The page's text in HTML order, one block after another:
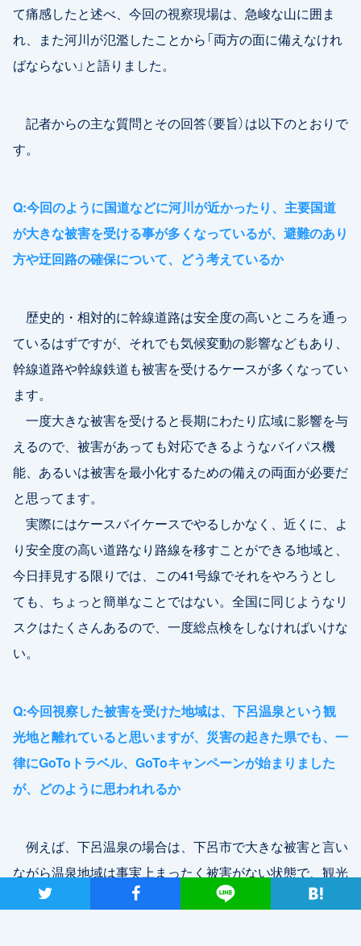
ツイート シャア Lineで送る
て痛感したと述べ、今回の視察現場は、急峻な山に囲ま
れ、また河川が氾濫したことから「両方の面に備えなけれ
ばならない」と語りました。
記者からの主な質問とその回答（要旨）は以下のとおりで
す。
Q:今回のように国道などに河川が近かったり、主要国道
が大きな被害を受ける事が多くなっているが、避難のあり
方や迂回路の確保について、どう考えているか
歴史的・相対的に幹線道路は安全度の高いところを通っ
ているはずですが、それでも気候変動の影響などもあり、
幹線道路や幹線鉄道も被害を受けるケースが多くなってい
ます。
一度大きな被害を受けると長期にわたり広域に影響を与
えるので、被害があっても対応できるようなバイパス機
能、あるいは被害を最小化するための備えの両面が必要だ
と思ってます。
実際にはケースバイケースでやるしかなく、近くに、よ
り安全度の高い道路なり路線を移すことができる地域と、
今日拝見する限りでは、この41号線でそれをやろうとし
ても、ちょっと簡単なことではない。全国に同じようなリ
スクはたくさんあるので、一度総点検をしなければいけな
い。
Q:今回視察した被害を受けた地域は、下呂温泉という観
光地と離れていると思いますが、災害の起きた県でも、一
律にGoToトラベル、GoToキャンペーンが始まりました
が、どのように思われれるか
例えば、下呂温泉の場合は、下呂市で大きな被害と言い
ながら温泉地域は事実上まったく被害がない状態で、観光
客を受け入れられるという状況にあります。一方で同じ下